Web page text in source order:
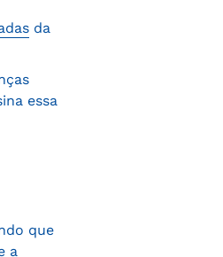
da
essa
que
a